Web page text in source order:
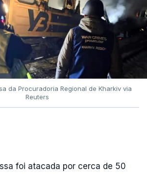
da Procuradoria Regional de Kharkiv via
Reuters
foi atacada por cerca de 50